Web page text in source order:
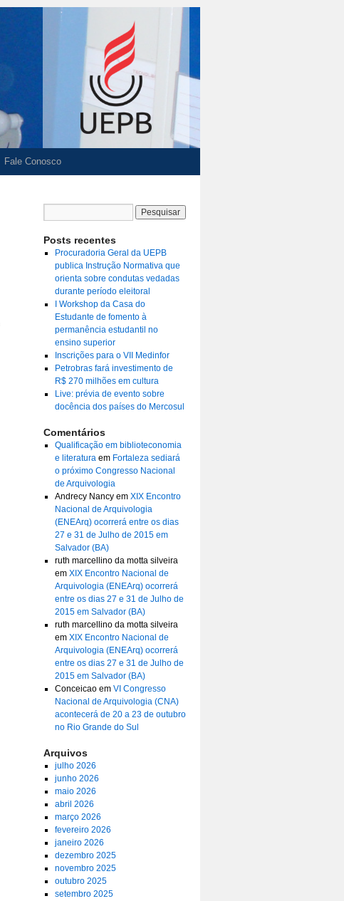
Fale Conosco
Posts recentes
Procuradoria Geral da UEPB
publica Instrução Normativa que
orienta sobre condutas vedadas
durante período eleitoral
I Workshop da Casa do
Estudante de fomento à
permanência estudantil no
ensino superior
Inscrições para o VII Medinfor
Petrobras fará investimento de
R$ 270 milhões em cultura
Live: prévia de evento sobre
docência dos países do Mercosul
Comentários
Qualificação em biblioteconomia
e literaturaem Fortaleza sediará
o próximo Congresso Nacional
de Arquivologia
Andrecy Nancyem XIX Encontro
Nacional de Arquivologia
(ENEArq) ocorrerá entre os dias
27 e 31 de Julho de 2015 em
Salvador (BA)
ruth marcellino da motta silveira
em XIX Encontro Nacional de
Arquivologia (ENEArq) ocorrerá
entre os dias 27 e 31 de Julho de
2015 em Salvador (BA)
ruth marcellino da motta silveira
em XIX Encontro Nacional de
Arquivologia (ENEArq) ocorrerá
entre os dias 27 e 31 de Julho de
2015 em Salvador (BA)
Conceicaoem VI Congresso
Nacional de Arquivologia (CNA)
acontecerá de 20 a 23 de outubro
no Rio Grande do Sul
Arquivos
julho 2026
junho 2026
maio 2026
abril 2026
março 2026
fevereiro 2026
janeiro 2026
dezembro 2025
novembro 2025
outubro 2025
setembro 2025